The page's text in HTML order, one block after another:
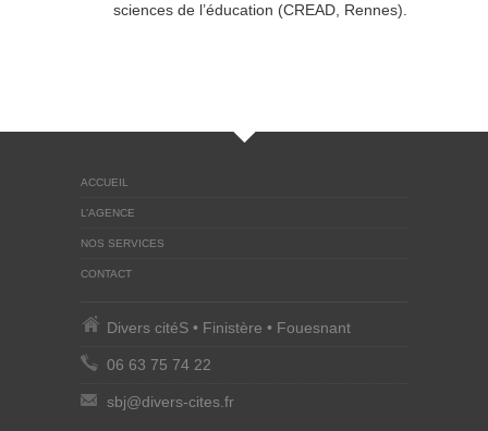
sciences de l’éducation (CREAD, Rennes).
ACCUEIL
L’AGENCE
NOS SERVICES
CONTACT
Divers citéS • Finistère • Fouesnant
06 63 75 74 22
sbj@divers-cites.fr